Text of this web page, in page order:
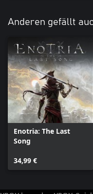
Anderen gefällt
Enotria: The Last
Song
34,99 €